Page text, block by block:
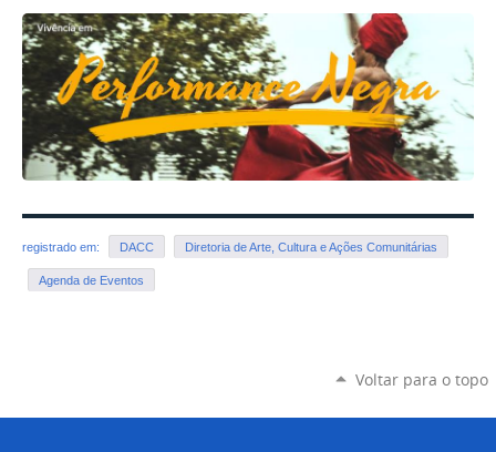
registrado em: DACC Diretoria de Arte, Cultura e Ações Comunitárias
Agenda de Eventos
Voltar para o topo